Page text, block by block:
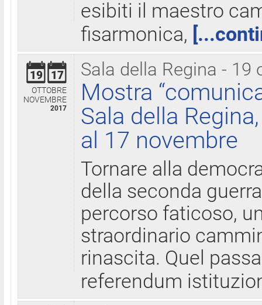
esibiti il maestro
fisarmonica,
Sala della Regina - 19
19 17
OTTOBRE
NOVEMBRE
2017
Mostra
Sala della
al 17 novembre
Tornare alla
della seconda
percorso faticoso,
straordinario
rinascita. Quel
referendum